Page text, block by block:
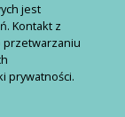
jest
Kontakt z
przetwarzaniu
prywatności.